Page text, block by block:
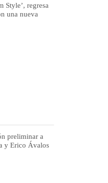
Style’, regresa
una nueva
preliminar a
y Erico Ávalos